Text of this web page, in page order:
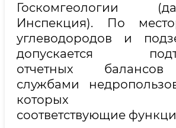
Госкомгеологии
Инспекция). По
углеводородов и
допускается
отчетных
службами
которых
соответствующие